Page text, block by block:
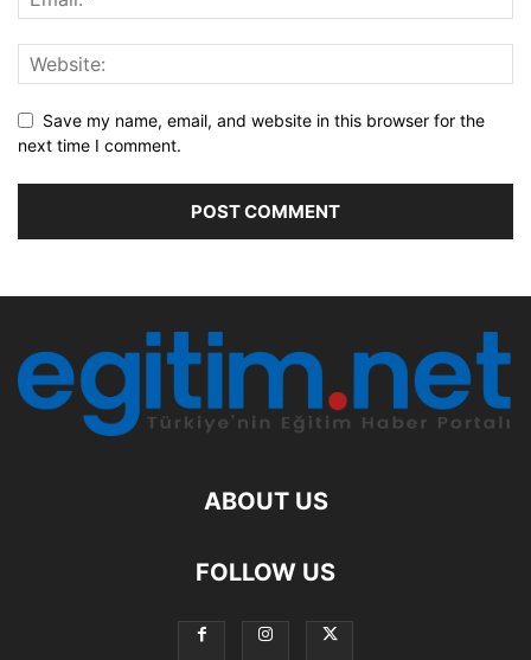
Save my name, email, and website in this browser for the
next time I comment.
ABOUT US
FOLLOW US